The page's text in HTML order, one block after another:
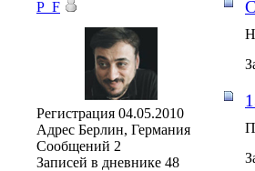
P_F
Регистрация 04.05.2010
Адрес Берлин, Германия
Сообщений 2
Записей в дневнике 48